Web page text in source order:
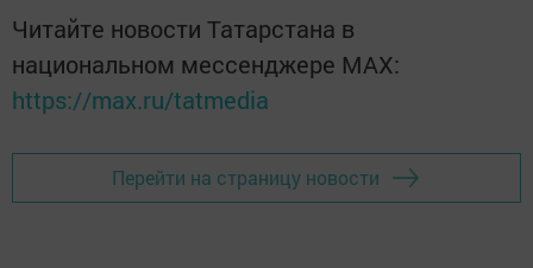
Читайте новости Татарстана в
национальном мессенджере MАХ:
https://max.ru/tatmedia
Перейти на страницу новости